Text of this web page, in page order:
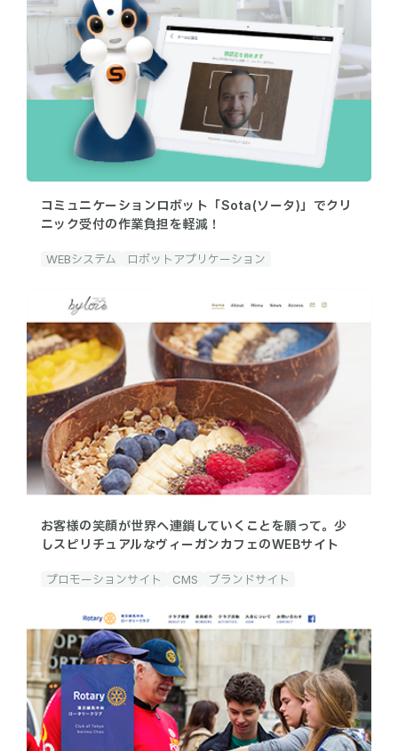
コミュニケーションロボット「Sota(ソータ)」でクリ
ニック受付の作業負担を軽減！
WEBシステム ロボットアプリケーション
お客様の笑顔が世界へ連鎖していくことを願って。少
しスピリチュアルなヴィーガンカフェのWEBサイト
プロモーションサイト CMS ブランドサイト